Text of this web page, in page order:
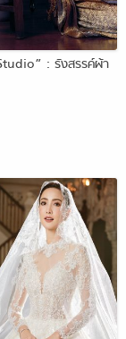
: รังสรรค์ผ้า